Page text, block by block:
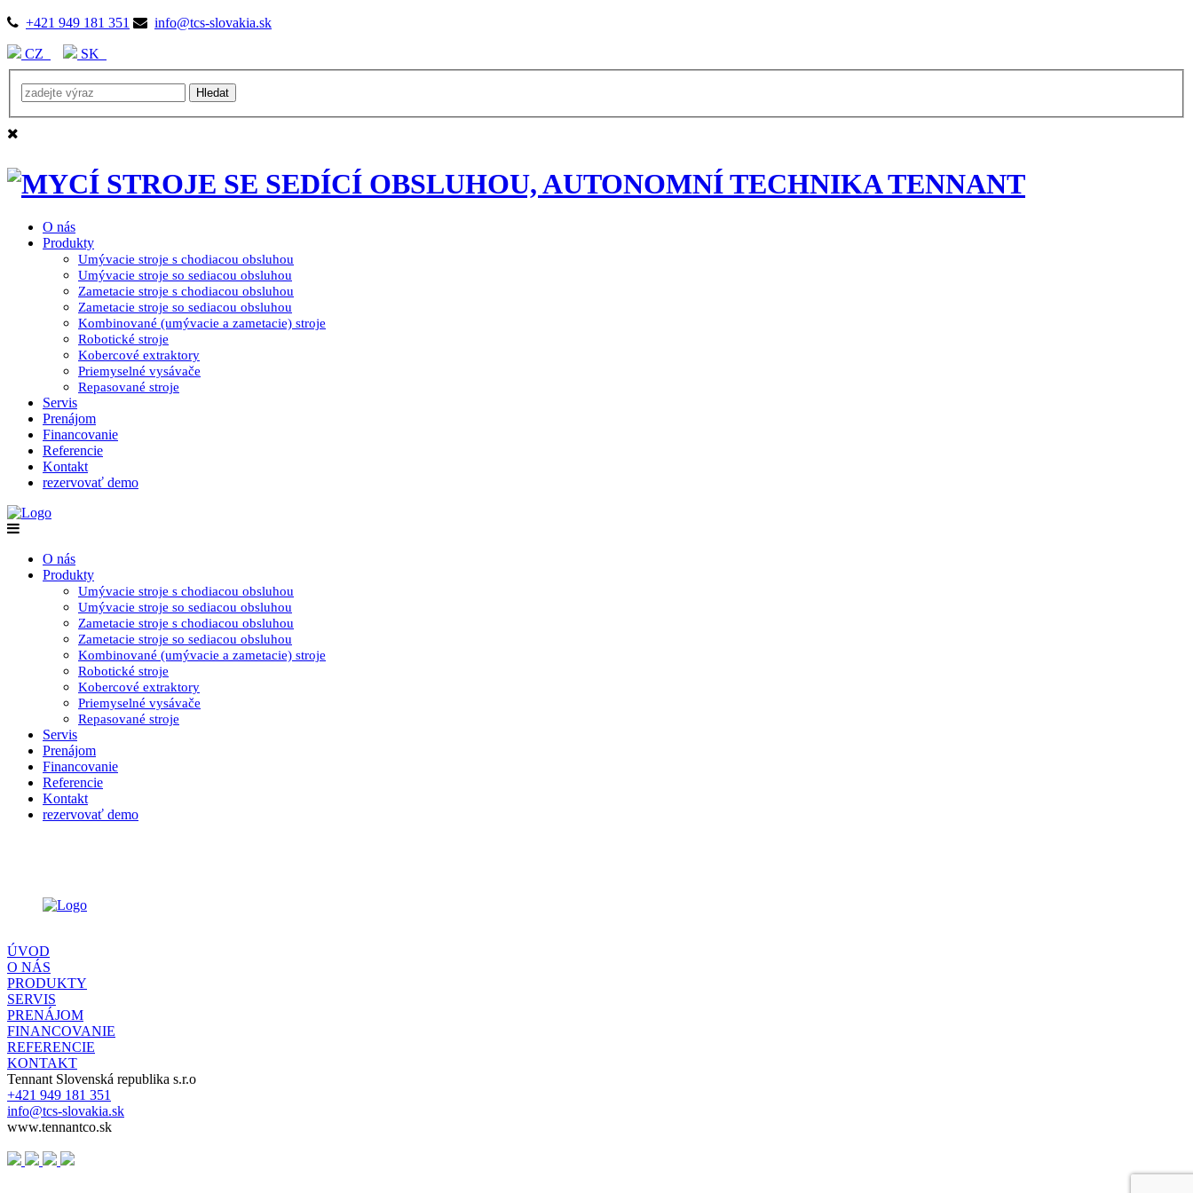
+421 949 181 351 info@tcs-slovakia.sk
CZ SK
O nás
Produkty
Umývacie stroje s chodiacou obsluhou
Umývacie stroje so sediacou obsluhou
Zametacie stroje s chodiacou obsluhou
Zametacie stroje so sediacou obsluhou
Kombinované (umývacie a zametacie) stroje
Robotické stroje
Kobercové extraktory
Priemyselné vysávače
Repasované stroje
Servis
Prenájom
Financovanie
Referencie
Kontakt
rezervovať demo
O nás
Produkty
Umývacie stroje s chodiacou obsluhou
Umývacie stroje so sediacou obsluhou
Zametacie stroje s chodiacou obsluhou
Zametacie stroje so sediacou obsluhou
Kombinované (umývacie a zametacie) stroje
Robotické stroje
Kobercové extraktory
Priemyselné vysávače
Repasované stroje
Servis
Prenájom
Financovanie
Referencie
Kontakt
rezervovať demo
ÚVOD
O NÁS
PRODUKTY
SERVIS
PRENÁJOM
FINANCOVANIE
REFERENCIE
KONTAKT
Tennant Slovenská republika s.r.o
+421 949 181 351
info@tcs-slovakia.sk
www.tennantco.sk